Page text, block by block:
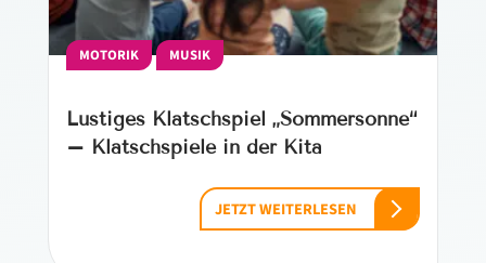
MOTORIK MUSIK
Lustiges Klatschspiel „Sommersonne“
– Klatschspiele in der Kita
JETZT WEITERLESEN